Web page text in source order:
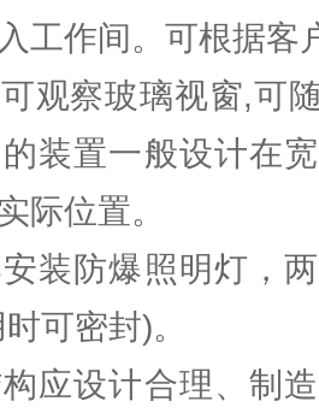
工作间。可根据客
观察玻璃视窗,可
装置一般设计在
际位置。
装防爆照明灯，
可密封)。
应设计合理、制